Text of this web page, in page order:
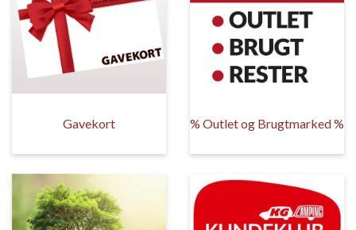
Gavekort % Outlet og Brugtmarked %